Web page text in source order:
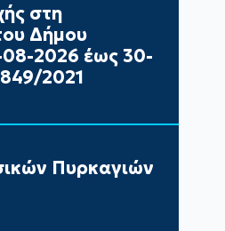
στη
Δήμου
08-2026 έως 30-
2021
Πυρκαγιών